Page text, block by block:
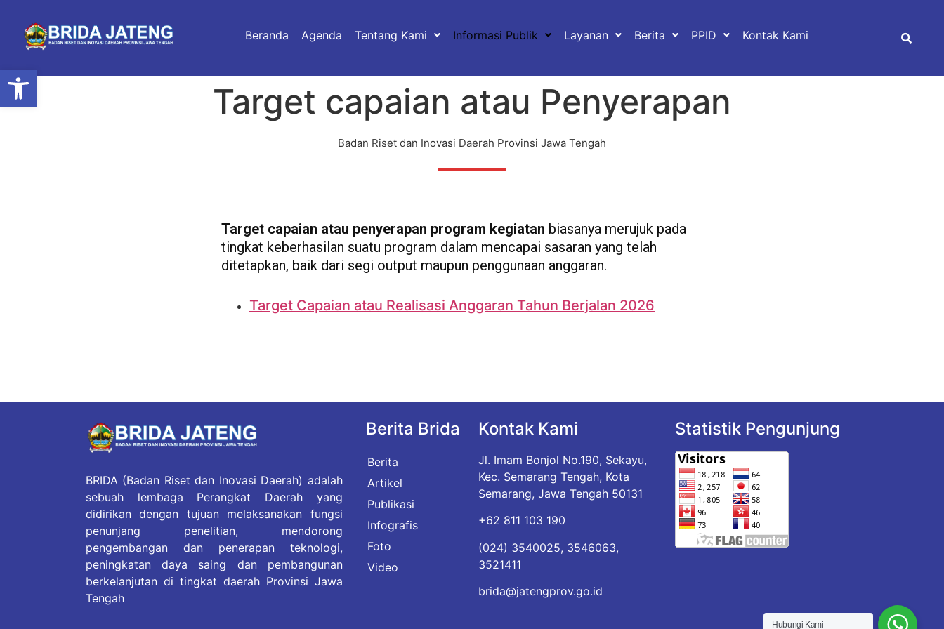
Open toolbar
Beranda Agenda Tentang Kami Informasi Publik Layanan Berita PPID Kontak Kami
Target capaian atau Penyerapan
Badan Riset dan Inovasi Daerah Provinsi Jawa Tengah
Target capaian atau penyerapan program kegiatan biasanya merujuk pada
tingkat keberhasilan suatu program dalam mencapai sasaran yang telah
ditetapkan, baik dari segi output maupun penggunaan anggaran.
Target Capaian atau Realisasi Anggaran Tahun Berjalan 2026
BRIDA (Badan Riset dan Inovasi Daerah) adalah
sebuah lembaga Perangkat Daerah yang
didirikan dengan tujuan melaksanakan fungsi
penunjang penelitian, mendorong
pengembangan dan penerapan teknologi,
peningkatan daya saing dan pembangunan
berkelanjutan di tingkat daerah Provinsi Jawa
Tengah
Berita Brida
Berita
Artikel
Publikasi
Infografis
Foto
Video
Kontak Kami
Jl. Imam Bonjol No.190, Sekayu,
Kec. Semarang Tengah, Kota
Semarang, Jawa Tengah 50131
+62 811 103 190
(024) 3540025, 3546063,
3521411
brida@jatengprov.go.id
Statistik Pengunjung
Hubungi Kami